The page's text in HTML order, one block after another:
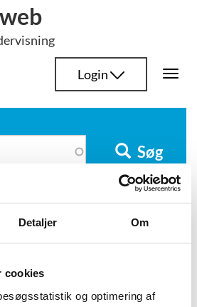
Detaljer Om
cookies
og optimering af
Login
Søg